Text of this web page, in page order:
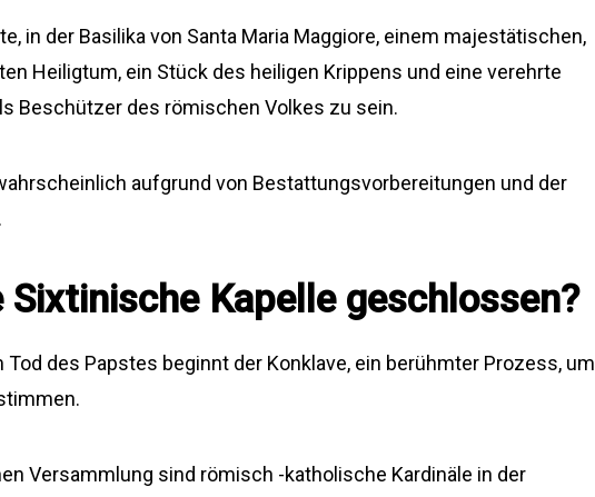
in der Basilika von Santa Maria Maggiore, einem majestätischen,
Heiligtum, ein Stück des heiligen Krippens und eine verehrte
Beschützer des römischen Volkes zu sein.
aufgrund von Bestattungsvorbereitungen und der
Sixtinische Kapelle geschlossen?
Tod des Papstes beginnt der Konklave, ein berühmter Prozess, um
Versammlung sind römisch -katholische Kardinäle in der